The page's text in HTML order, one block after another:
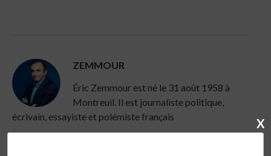
ZEMMOUR
Éric Zemmour est né le 31 août 1958 à
Montreuil. Il est journaliste politique,
écrivain, essayiste et polémiste français
X